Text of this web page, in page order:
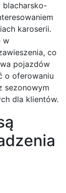
blacharsko-
karoserii.
w
co
pojazdów
o oferowaniu
sezonowym
dla klientów.